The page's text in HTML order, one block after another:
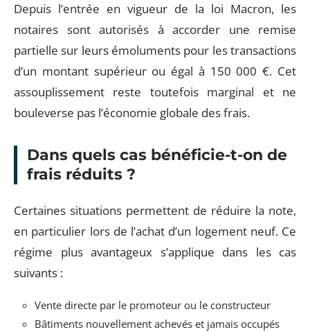
Depuis l’entrée en vigueur de la loi Macron, les
notaires sont autorisés à accorder une remise
partielle sur leurs émoluments pour les transactions
d’un montant supérieur ou égal à 150 000 €. Cet
assouplissement reste toutefois marginal et ne
bouleverse pas l’économie globale des frais.
Dans quels cas bénéficie-t-on de
frais réduits ?
Certaines situations permettent de réduire la note,
en particulier lors de l’achat d’un logement neuf. Ce
régime plus avantageux s’applique dans les cas
suivants :
Vente directe par le promoteur ou le constructeur
Bâtiments nouvellement achevés et jamais occupés